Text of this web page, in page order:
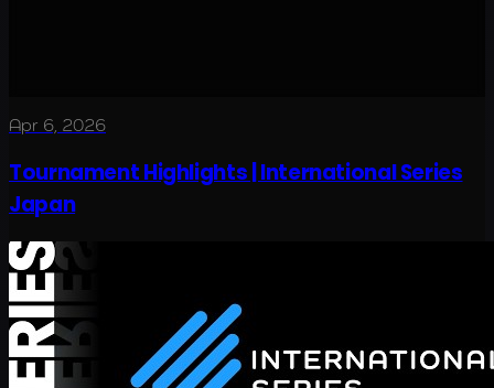
Apr 6, 2026
Tournament Highlights | International Series
Japan